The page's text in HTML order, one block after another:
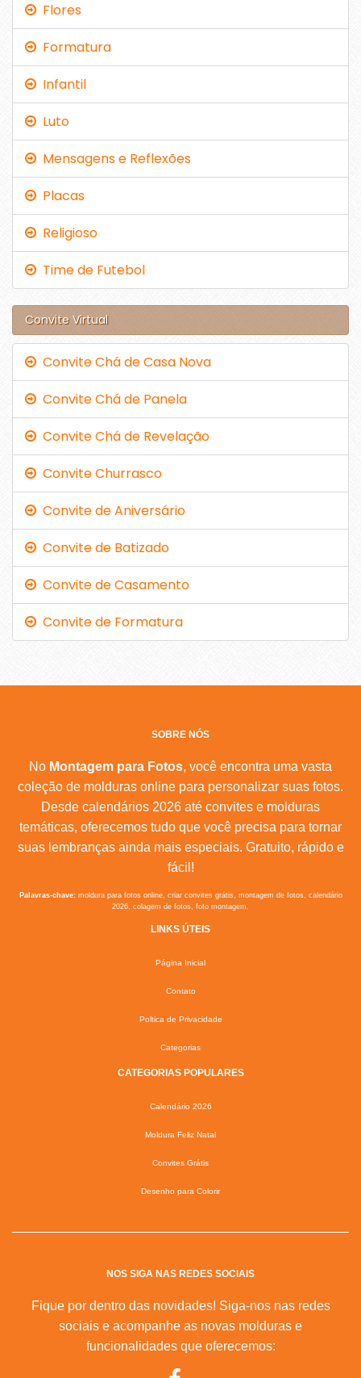
Flores
Formatura
Infantil
Luto
Mensagens e Reflexões
Placas
Religioso
Time de Futebol
Convite Virtual
Convite Chá de Casa Nova
Convite Chá de Panela
Convite Chá de Revelação
Convite Churrasco
Convite de Aniversário
Convite de Batizado
Convite de Casamento
Convite de Formatura
SOBRE NÓS
No Montagem para Fotos, você encontra uma vasta
coleção de molduras online para personalizar suas fotos.
Desde calendários 2026 até convites e molduras
temáticas, oferecemos tudo que você precisa para tornar
suas lembranças ainda mais especiais. Gratuito, rápido e
fácil!
Palavras-chave:moldura para fotos online, criar convites grátis, montagem de fotos, calendário
2026, colagem de fotos, foto montagem.
LINKS ÚTEIS
Página Inicial
Contato
Poltica de Privacidade
Categorias
CATEGORIAS POPULARES
Calendário 2026
Moldura Feliz Natal
Convites Grátis
Desenho para Colorir
NOS SIGA NAS REDES SOCIAIS
Fique por dentro das novidades! Siga-nos nas redes
sociais e acompanhe as novas molduras e
funcionalidades que oferecemos: